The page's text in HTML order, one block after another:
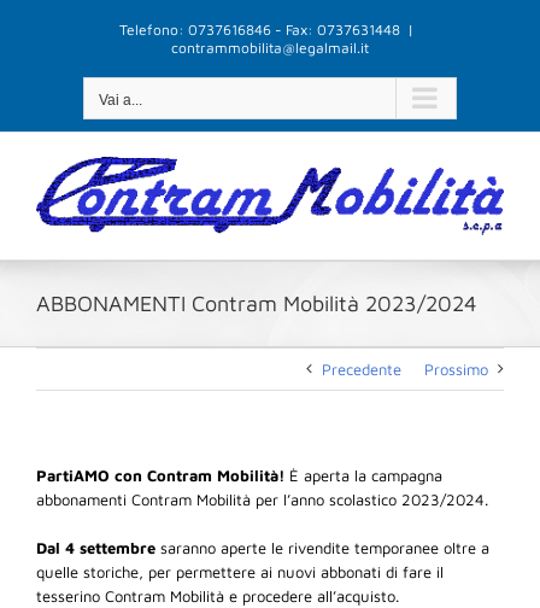
Telefono: 0737616846 - Fax: 0737631448 |
contrammobilita@legalmail.it
Vai a...
ABBONAMENTI Contram Mobilità 2023/2024
Precedente Prossimo
PartiAMO con Contram Mobilità! È aperta la campagna
abbonamenti Contram Mobilità per l’anno scolastico 2023/2024.
Dal 4 settembre saranno aperte le rivendite temporanee oltre a
quelle storiche, per permettere ai nuovi abbonati di fare il
tesserino Contram Mobilità e procedere all’acquisto.